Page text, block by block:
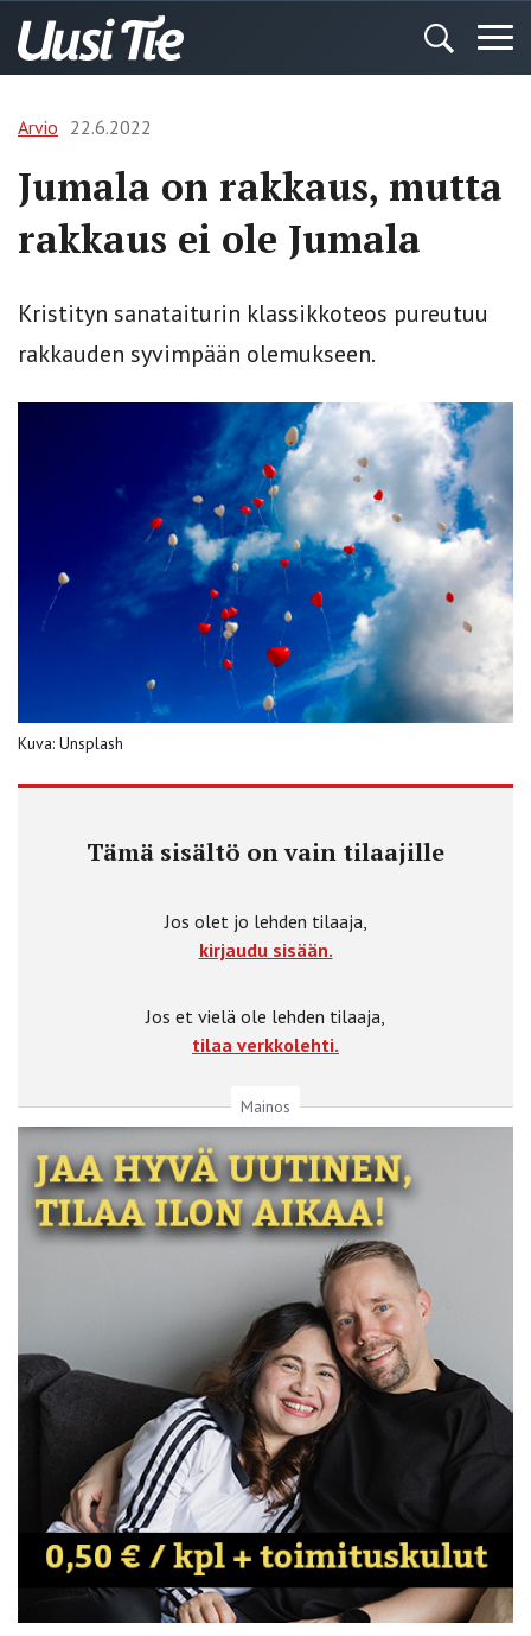
Arvio 22.6.2022
Jumala on rakkaus, mutta
rakkaus ei ole Jumala
Kristityn sanataiturin klassikkoteos pureutuu
rakkauden syvimpään olemukseen.
Kuva: Unsplash
Tämä sisältö on vain tilaajille
Jos olet jo lehden tilaaja,
kirjaudu sisään.
Jos et vielä ole lehden tilaaja,
tilaa verkkolehti.
Mainos